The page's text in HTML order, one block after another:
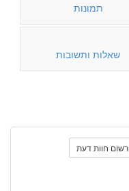
תמונות
שאלות ותשובות
רשום חוות דעת